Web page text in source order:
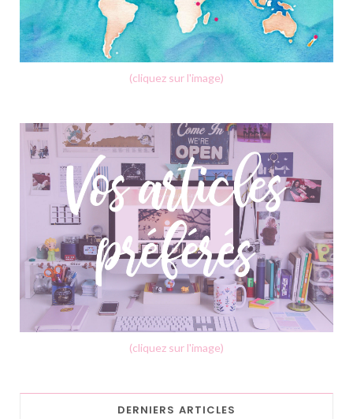
(cliquez sur l'image)
(cliquez sur l'image)
DERNIERS ARTICLES